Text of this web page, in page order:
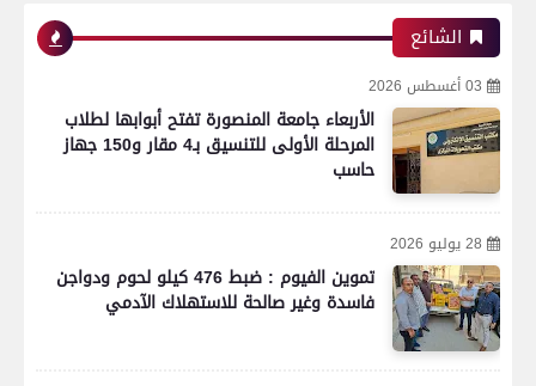
الشائع
03 أغسطس 2026
الأربعاء جامعة المنصورة تفتح أبوابها لطلاب
المرحلة الأولى للتنسيق بـ4 مقار و150 جهاز
حاسب
28 يوليو 2026
تموين الفيوم : ضبط 476 كيلو لحوم ودواجن
فاسدة وغير صالحة للاستهلاك الآدمي